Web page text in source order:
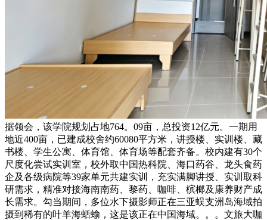
据领会，该学院规划占地764。09亩，总投资12亿元。一期用
地近400亩，已建成校舍约60080平方米，讲授楼、实训楼、藏
书楼、学生公寓、体育馆、体育场等配套齐备。校内建有30个
尺度化尝试实训室，校外取中国热科院、海口药谷、龙头食药
企及各级病院等39家单元共建实训，充实满脚讲授、实训取科
研需求，精准对接海南南药、黎药、咖啡、槟榔及康养财产成
长需求。勾当期间，多位水下摄影师正在三亚蜈支洲岛海域拍
摄到稀有的叶羊海蛞蝓，这是该正在中国海域。。。文旅大咖